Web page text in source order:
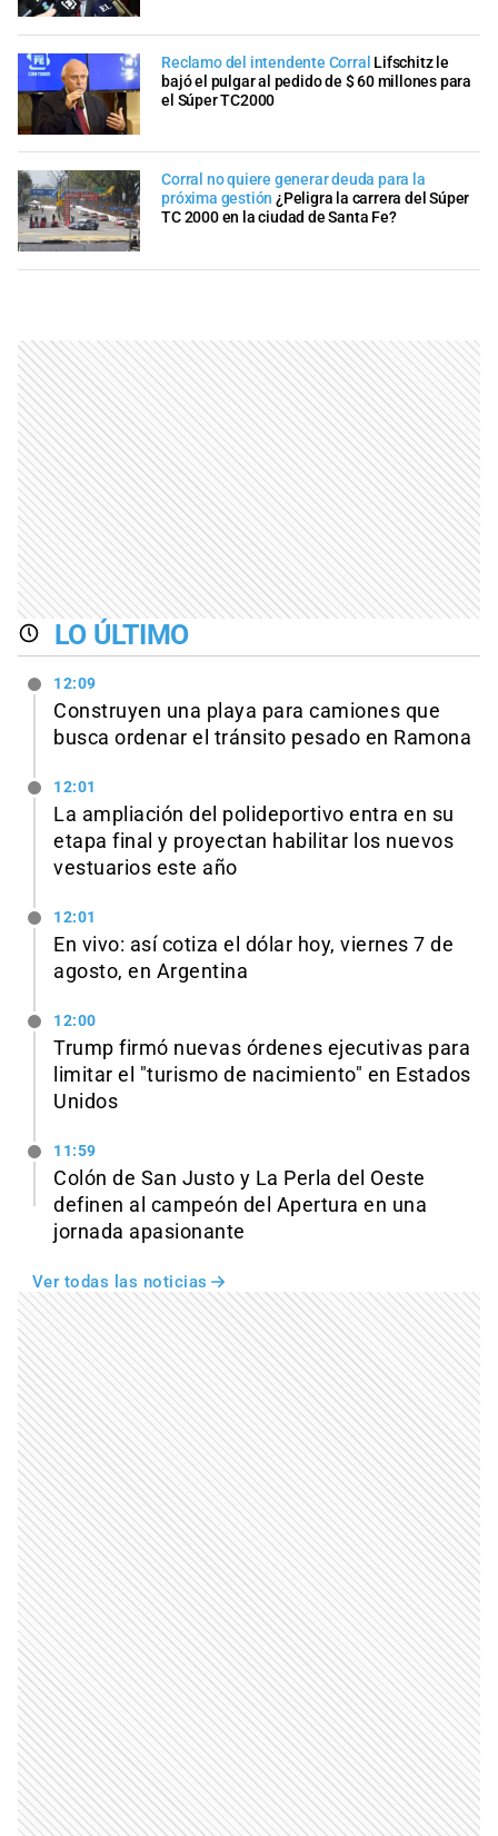
Reclamo del intendente Corral Lifschitz le
bajó el pulgar al pedido de $ 60 millones para
el Súper TC2000
Corral no quiere generar deuda para la
próxima gestión ¿Peligra la carrera del Súper
TC 2000 en la ciudad de Santa Fe?
LO ÚLTIMO
12:09
Construyen una playa para camiones que
busca ordenar el tránsito pesado en Ramona
12:01
La ampliación del polideportivo entra en su
etapa final y proyectan habilitar los nuevos
vestuarios este año
12:01
En vivo: así cotiza el dólar hoy, viernes 7 de
agosto, en Argentina
12:00
Trump firmó nuevas órdenes ejecutivas para
limitar el "turismo de nacimiento" en Estados
Unidos
11:59
Colón de San Justo y La Perla del Oeste
definen al campeón del Apertura en una
jornada apasionante
Ver todas las noticias